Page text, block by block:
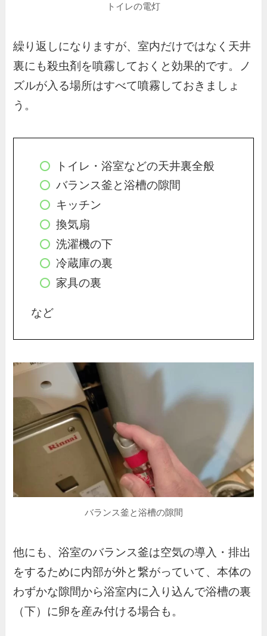
トイレの電灯
繰り返しになりますが、室内だけではなく天井
裏にも殺虫剤を噴霧しておくと効果的です。ノ
ズルが入る場所はすべて噴霧しておきましょ
う。
トイレ・浴室などの天井裏全般
バランス釜と浴槽の隙間
キッチン
換気扇
洗濯機の下
冷蔵庫の裏
家具の裏
など
バランス釜と浴槽の隙間
他にも、浴室のバランス釜は空気の導入・排出
をするために内部が外と繋がっていて、本体の
わずかな隙間から浴室内に入り込んで浴槽の裏
（下）に卵を産み付ける場合も。